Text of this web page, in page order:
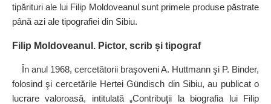
tipărituri ale lui Filip Moldoveanul sunt primele produse păstrate
până azi ale tipografiei din Sibiu.
Filip Moldoveanul. Pictor, scrib și tipograf
În anul 1968, cercetătorii braşoveni A. Huttmann şi P. Binder,
folosind şi cercetările Hertei Gündisch din Sibiu, au publicat o
lucrare valoroasă, intitulată „Contribuţii la biografia lui Filip